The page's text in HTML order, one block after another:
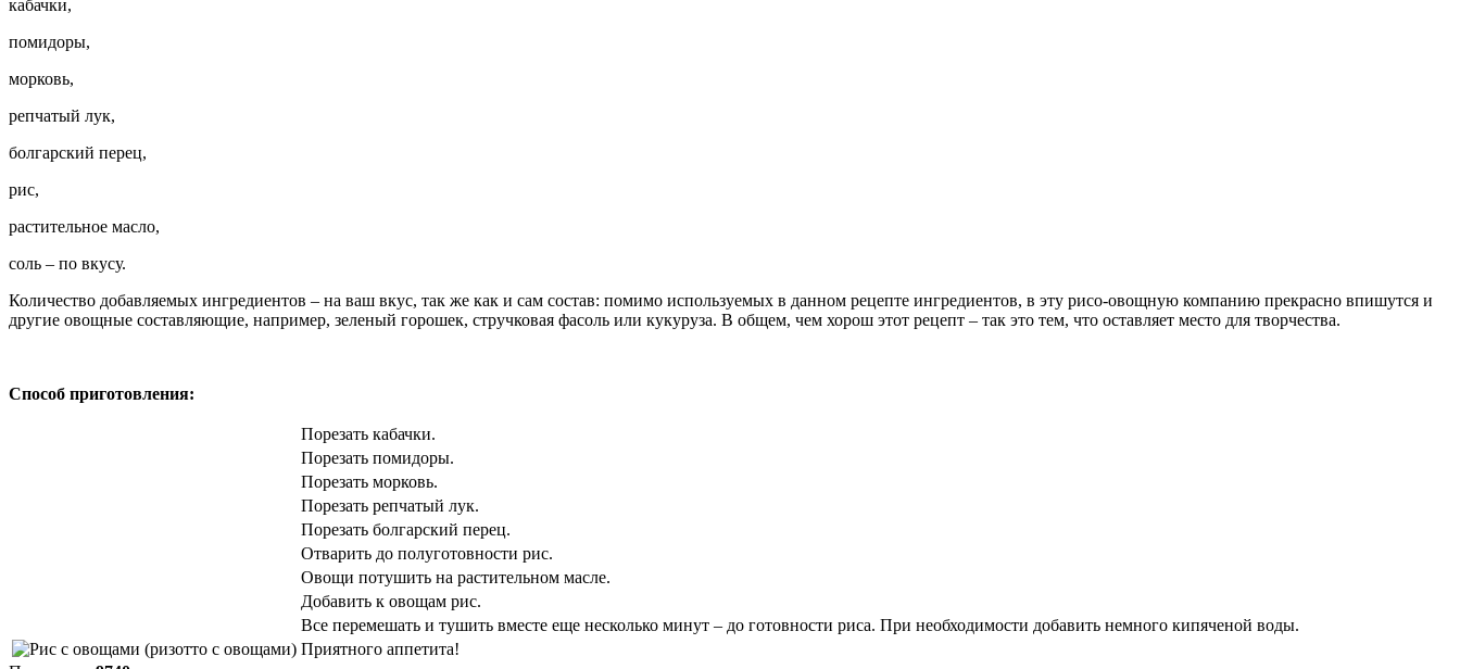
кабачки,
помидоры,
морковь,
репчатый лук,
болгарский перец,
рис,
растительное масло,
соль – по вкусу.
Количество добавляемых ингредиентов – на ваш вкус, так же как и сам состав: помимо используемых в данном рецепте ингредиентов, в эту рисо-овощную компанию прекрасно впишутся и
другие овощные составляющие, например, зеленый горошек, стручковая фасоль или кукуруза. В общем, чем хорош этот рецепт – так это тем, что оставляет место для творчества.
Способ приготовления:
Порезать кабачки.
Порезать помидоры.
Порезать морковь.
Порезать репчатый лук.
Порезать болгарский перец.
Отварить до полуготовности рис.
Овощи потушить на растительном масле.
Добавить к овощам рис.
Все перемешать и тушить вместе еще несколько минут – до готовности риса. При необходимости добавить немного кипяченой воды.
Приятного аппетита!